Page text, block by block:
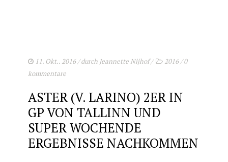
11. Okt.. 2016/ durch Jeannette Nijhof/ 2016/0
kommentare
ASTER (V. LARINO) 2ER IN
GP VON TALLINN UND
SUPER WOCHENDE
ERGEBNISSE NACHKOMMEN